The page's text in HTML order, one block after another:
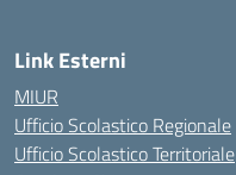
Link Esterni
MIUR
Ufficio Scolastico Regionale
Ufficio Scolastico Territoriale